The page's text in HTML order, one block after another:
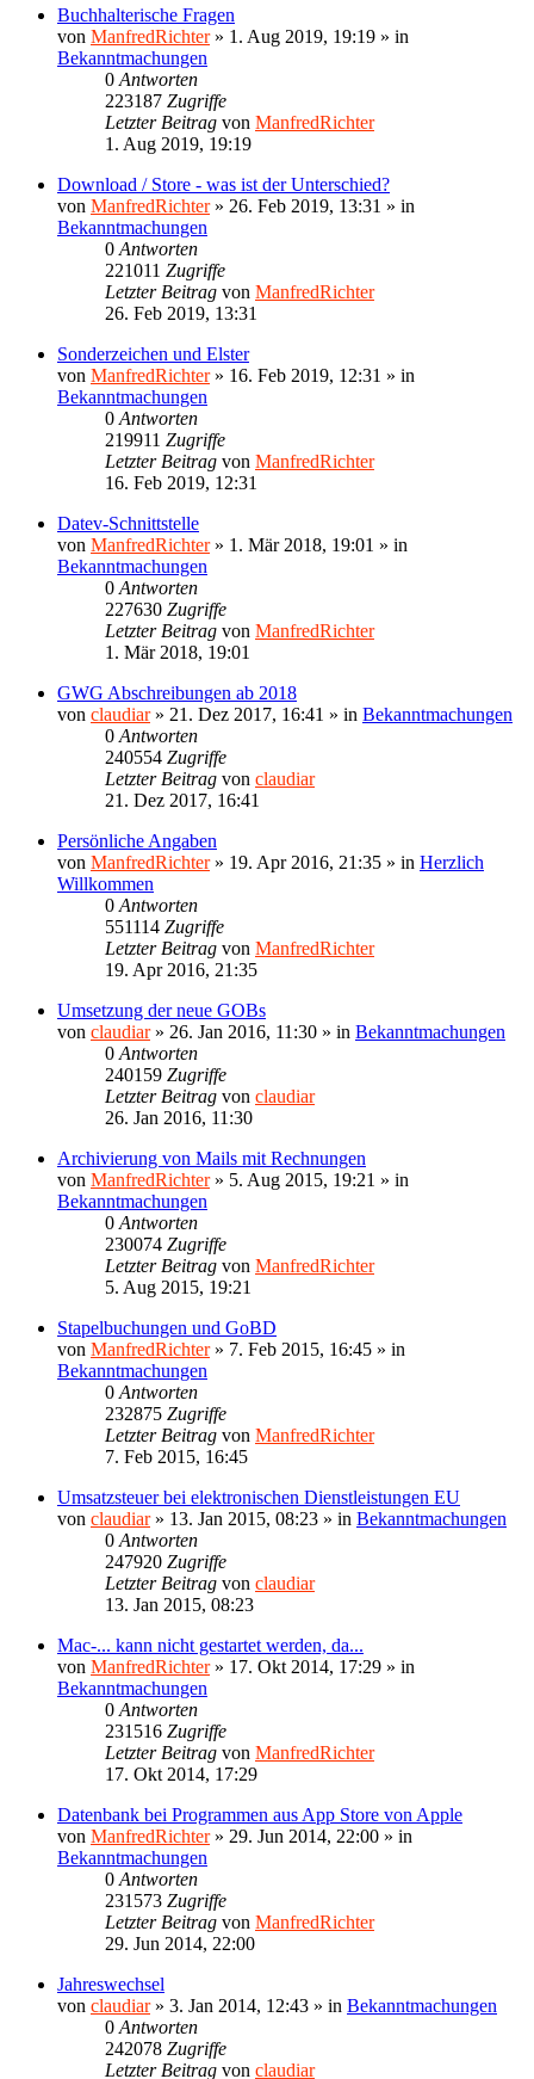
Buchhalterische Fragen
von ManfredRichter» 1. Aug 2019, 19:19 » in
Bekanntmachungen
0 Antworten
223187 Zugriffe
Letzter Beitrag von ManfredRichter
1. Aug 2019, 19:19
Download / Store - was ist der Unterschied?
von ManfredRichter» 26. Feb 2019, 13:31 » in
Bekanntmachungen
0 Antworten
221011 Zugriffe
Letzter Beitrag von ManfredRichter
26. Feb 2019, 13:31
Sonderzeichen und Elster
von ManfredRichter» 16. Feb 2019, 12:31 » in
Bekanntmachungen
0 Antworten
219911 Zugriffe
Letzter Beitrag von ManfredRichter
16. Feb 2019, 12:31
Datev-Schnittstelle
von ManfredRichter» 1. Mär 2018, 19:01 » in
Bekanntmachungen
0 Antworten
227630 Zugriffe
Letzter Beitrag von ManfredRichter
1. Mär 2018, 19:01
GWG Abschreibungen ab 2018
von claudiar» 21. Dez 2017, 16:41 » in Bekanntmachungen
0 Antworten
240554 Zugriffe
Letzter Beitrag von claudiar
21. Dez 2017, 16:41
Persönliche Angaben
von ManfredRichter» 19. Apr 2016, 21:35 » in Herzlich
Willkommen
0 Antworten
551114 Zugriffe
Letzter Beitrag von ManfredRichter
19. Apr 2016, 21:35
Umsetzung der neue GOBs
von claudiar» 26. Jan 2016, 11:30 » in Bekanntmachungen
0 Antworten
240159 Zugriffe
Letzter Beitrag von claudiar
26. Jan 2016, 11:30
Archivierung von Mails mit Rechnungen
von ManfredRichter» 5. Aug 2015, 19:21 » in
Bekanntmachungen
0 Antworten
230074 Zugriffe
Letzter Beitrag von ManfredRichter
5. Aug 2015, 19:21
Stapelbuchungen und GoBD
von ManfredRichter» 7. Feb 2015, 16:45 » in
Bekanntmachungen
0 Antworten
232875 Zugriffe
Letzter Beitrag von ManfredRichter
7. Feb 2015, 16:45
Umsatzsteuer bei elektronischen Dienstleistungen EU
von claudiar» 13. Jan 2015, 08:23 » in Bekanntmachungen
0 Antworten
247920 Zugriffe
Letzter Beitrag von claudiar
13. Jan 2015, 08:23
Mac-... kann nicht gestartet werden, da...
von ManfredRichter» 17. Okt 2014, 17:29 » in
Bekanntmachungen
0 Antworten
231516 Zugriffe
Letzter Beitrag von ManfredRichter
17. Okt 2014, 17:29
Datenbank bei Programmen aus App Store von Apple
von ManfredRichter» 29. Jun 2014, 22:00 » in
Bekanntmachungen
0 Antworten
231573 Zugriffe
Letzter Beitrag von ManfredRichter
29. Jun 2014, 22:00
Jahreswechsel
von claudiar» 3. Jan 2014, 12:43 » in Bekanntmachungen
0 Antworten
242078 Zugriffe
Letzter Beitrag von claudiar